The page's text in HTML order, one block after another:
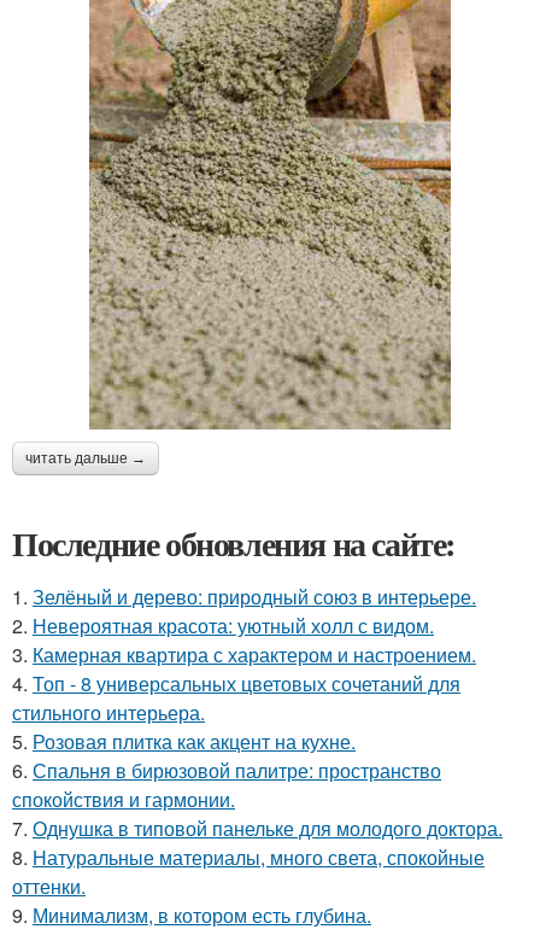
читать дальше →
Последние обновления на сайте:
1. Зелёный и дерево: природный союз в интерьере.
2. Невероятная красота: уютный холл с видом.
3. Камерная квартира с характером и настроением.
4. Топ - 8 универсальных цветовых сочетаний для
стильного интерьера.
5. Розовая плитка как акцент на кухне.
6. Спальня в бирюзовой палитре: пространство
спокойствия и гармонии.
7. Однушка в типовой панельке для молодого доктора.
8. Натуральные материалы, много света, спокойные
оттенки.
9. Минимализм, в котором есть глубина.